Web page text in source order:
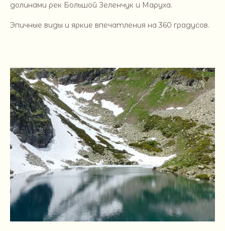
долинами рек Большой Зеленчук и Маруха.
Эпичные виды и яркие впечатления на 360 градусов.